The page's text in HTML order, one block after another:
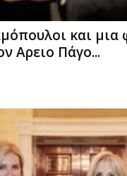
και μια
Αρειο Πάγο...